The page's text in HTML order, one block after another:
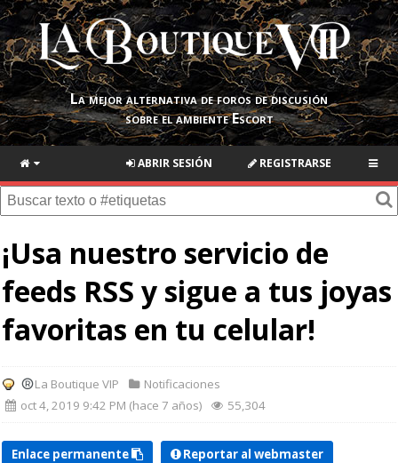
La mejor alternativa de foros de discusión
sobre el ambiente Escort
REGISTRARSE
ABRIR SESIÓN
¡Usa nuestro servicio de
feeds RSS y sigue a tus joyas
favoritas en tu celular!
La Boutique VIP
Notificaciones
oct 4, 2019 9:42 PM (hace 7 años)
55,304
Enlace permanente Reportar al webmaster